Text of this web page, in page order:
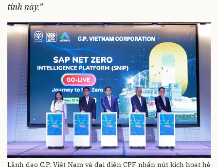
tinh này.”
Lãnh đạo C.P. Việt Nam và đại diện CPF nhấn nút kích hoạt hệ